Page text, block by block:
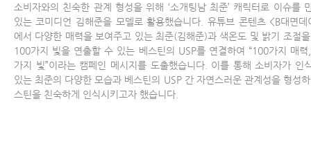
소비자와의 친숙한 관계 형성을 위해 ‘소개팅남 최준’ 캐릭터로 이슈를
있는 코미디언 김해준을 모델로 활용했습니다. 유튜브 콘텐츠 <B대면데
에서 다양한 매력을 보여주고 있는 최준(김해준)과 색온도 및 밝기 조절
100가지 빛을 연출할 수 있는 베스틴의 USP를 연결하여 “100가지 매
가지 빛”이라는 캠페인 메시지를 도출했습니다. 이를 통해 소비자가 인
있는 최준의 다양한 모습과 베스틴의 USP 간 자연스러운 관계성을 형성
스틴을 친숙하게 인식시키고자 했습니다.